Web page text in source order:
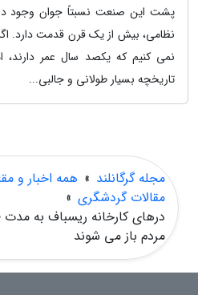
پشت این صنعت نسبتاً جوان وجود
نظامی، بیش از یک قرن قدمت دارد. اگر
نمی کنیم که یکصد سال عمر دارند،
تاریخچه بسیار طولانی و جالبی...
مجله گرگانلند » همه اخبار و
مقالات گردشگری »
مردم باز می شوند